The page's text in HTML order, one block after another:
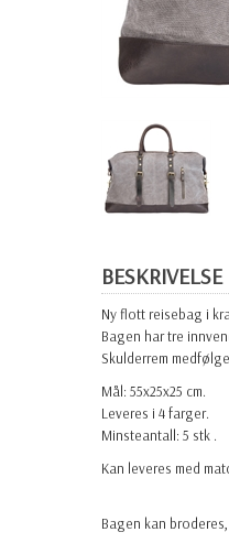
BESKRIVELSE
Ny flott reisebag i
Bagen har tre
Skulderrem
Mål: 55x25x25 cm.
Leveres i 4 farger.
Minsteantall: 5 stk .
Kan leveres med
Bagen kan